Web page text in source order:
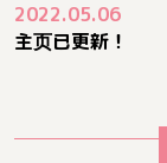
2022.05.06
主页已更新！